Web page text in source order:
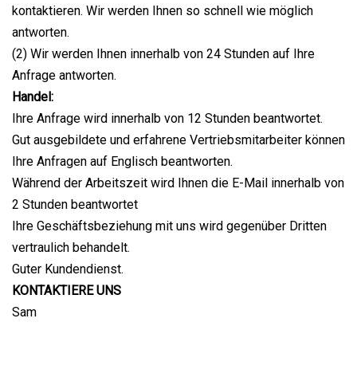
kontaktieren. Wir werden Ihnen so schnell wie möglich
antworten.
(2) Wir werden Ihnen innerhalb von 24 Stunden auf Ihre
Anfrage antworten.
Handel:
Ihre Anfrage wird innerhalb von 12 Stunden beantwortet.
Gut ausgebildete und erfahrene Vertriebsmitarbeiter können
Ihre Anfragen auf Englisch beantworten.
Während der Arbeitszeit wird Ihnen die E-Mail innerhalb von
2 Stunden beantwortet
Ihre Geschäftsbeziehung mit uns wird gegenüber Dritten
vertraulich behandelt.
Guter Kundendienst.
KONTAKTIERE UNS
Sam